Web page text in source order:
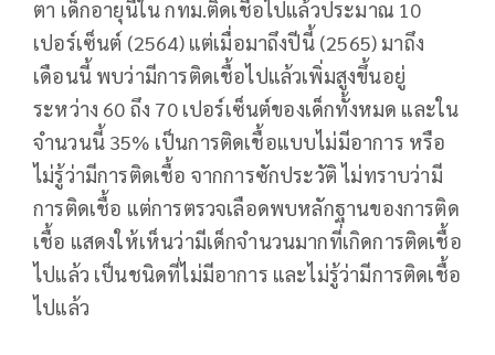
ตา เด็กอายุนี้ใน กทม.ติดเชื้อไปแล้วประมาณ 10
เปอร์เซ็นต์ (2564) แต่เมื่อมาถึงปีนี้ (2565) มาถึง
เดือนนี้ พบว่ามีการติดเชื้อไปแล้วเพิ่มสูงขึ้นอยู่
ระหว่าง 60 ถึง 70 เปอร์เซ็นต์ของเด็กทั้งหมด และใน
จำนวนนี้ 35% เป็นการติดเชื้อแบบไม่มีอาการ หรือ
ไม่รู้ว่ามีการติดเชื้อ จากการซักประวัติ ไม่ทราบว่ามี
การติดเชื้อ แต่การตรวจเลือดพบหลักฐานของการติด
เชื้อ แสดงให้เห็นว่ามีเด็กจำนวนมากที่เกิดการติดเชื้อ
ไปแล้ว เป็นชนิดที่ไม่มีอาการ และไม่รู้ว่ามีการติดเชื้อ
ไปแล้ว